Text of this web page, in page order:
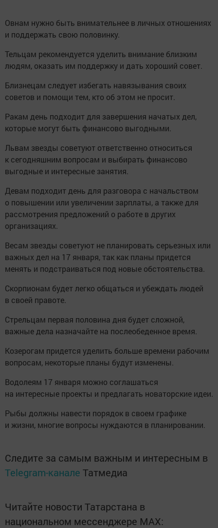
Овнам нужно быть внимательнее в личных отношениях
и поддержать свою половинку.
Тельцам рекомендуется уделить внимание близким
людям, оказать им поддержку и дать хороший совет.
Близнецам следует избегать навязывания своих
советов и помощи тем, кто об этом не просит.
Ракам день подходит для завершения начатых дел,
которые могут быть финансово выгодными.
Львам звезды советуют ответственно относиться
к сегодняшним вопросам и выбирать финансово
выгодные и интересные занятия.
Девам подходит день для разговора с начальством
о повышении или увеличении зарплаты, а также для
рассмотрения предложений о работе в других
организациях.
Весам звезды советуют не планировать серьезных или
важных дел на 17 января, так как планы придется
менять и подстраиваться под новые обстоятельства.
Скорпионам будет легко общаться и убеждать людей
в своей правоте.
Стрельцам первая половина дня будет сложной,
важные дела назначайте на послеобеденное время.
Козерогам придется уделить больше времени рабочим
вопросам, некоторые планы будут изменены.
Водолеям 17 января можно соглашаться
на интересные проекты и предлагать новаторские идеи.
Рыбы должны навести порядок в своем графике
и жизни, многие вопросы нуждаются в планировании.
Следите за самым важным и интересным в
Telegram-канале Татмедиа
Читайте новости Татарстана в
национальном мессенджере MАХ: